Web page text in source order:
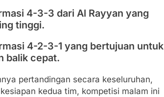
4-3-3 dari Al Rayyan yang
tinggi.
4-2-3-1 yang bertujuan untuk
balik cepat.
pertandingan secara keseluruhan,
kedua tim, kompetisi malam ini